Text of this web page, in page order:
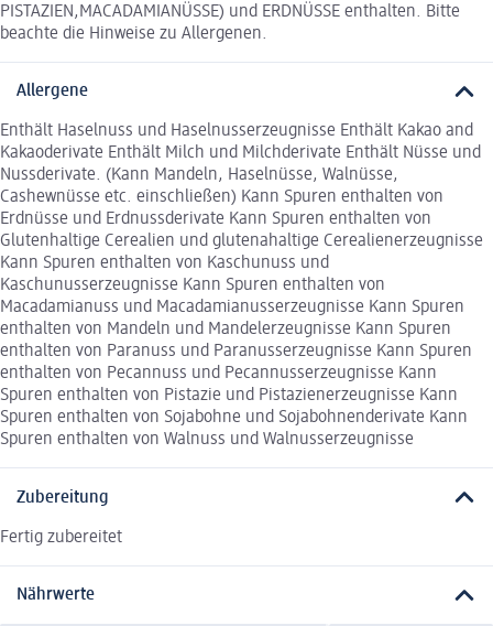
PISTAZIEN,MACADAMIANÜSSE) und ERDNÜSSE enthalten. Bitte
beachte die Hinweise zu Allergenen.
Allergene
Enthält Haselnuss und Haselnusserzeugnisse Enthält Kakao and
Kakaoderivate Enthält Milch und Milchderivate Enthält Nüsse und
Nussderivate. (Kann Mandeln, Haselnüsse, Walnüsse,
Cashewnüsse etc. einschließen) Kann Spuren enthalten von
Erdnüsse und Erdnussderivate Kann Spuren enthalten von
Glutenhaltige Cerealien und glutenahaltige Cerealienerzeugnisse
Kann Spuren enthalten von Kaschunuss und
Kaschunusserzeugnisse Kann Spuren enthalten von
Macadamianuss und Macadamianusserzeugnisse Kann Spuren
enthalten von Mandeln und Mandelerzeugnisse Kann Spuren
enthalten von Paranuss und Paranusserzeugnisse Kann Spuren
enthalten von Pecannuss und Pecannusserzeugnisse Kann
Spuren enthalten von Pistazie und Pistazienerzeugnisse Kann
Spuren enthalten von Sojabohne und Sojabohnenderivate Kann
Spuren enthalten von Walnuss und Walnusserzeugnisse
Zubereitung
Fertig zubereitet
Nährwerte